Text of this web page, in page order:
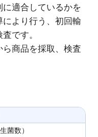
適合しているかを
より行う、初回輸
です。
商品を採取、検査
菌数）